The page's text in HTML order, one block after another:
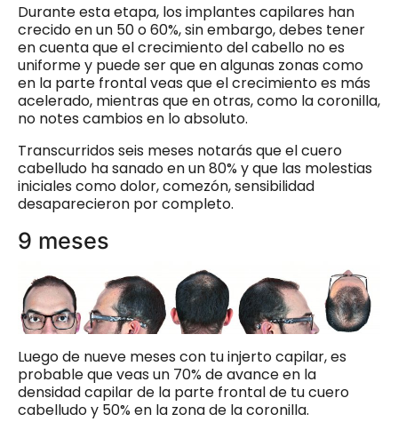
Durante esta etapa, los implantes capilares han
crecido en un 50 o 60%, sin embargo, debes tener
en cuenta que el crecimiento del cabello no es
uniforme y puede ser que en algunas zonas como
en la parte frontal veas que el crecimiento es más
acelerado, mientras que en otras, como la coronilla,
no notes cambios en lo absoluto.
Transcurridos seis meses notarás que el cuero
cabelludo ha sanado en un 80% y que las molestias
iniciales como dolor, comezón, sensibilidad
desaparecieron por completo.
9 meses
Luego de nueve meses con tu injerto capilar, es
probable que veas un 70% de avance en la
densidad capilar de la parte frontal de tu cuero
cabelludo y 50% en la zona de la coronilla.